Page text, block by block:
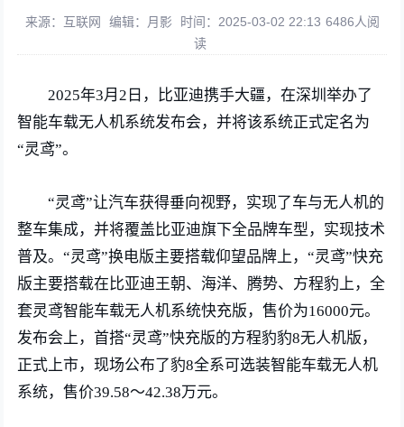
来源：互联网 编辑：月影 时间：2025-03-02 22:13 6486人阅
读
2025年3月2日，比亚迪携手大疆，在深圳举办了
智能车载无人机系统发布会，并将该系统正式定名为
“灵鸢”。
“灵鸢”让汽车获得垂向视野，实现了车与无人机的
整车集成，并将覆盖比亚迪旗下全品牌车型，实现技术
普及。“灵鸢”换电版主要搭载仰望品牌上，“灵鸢”快充
版主要搭载在比亚迪王朝、海洋、腾势、方程豹上，全
套灵鸢智能车载无人机系统快充版，售价为16000元。
发布会上，首搭“灵鸢”快充版的方程豹豹8无人机版，
正式上市，现场公布了豹8全系可选装智能车载无人机
系统，售价39.58～42.38万元。